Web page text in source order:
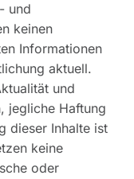
und
keinen
Informationen
aktuell.
und
jegliche Haftung
dieser Inhalte ist
keine
oder